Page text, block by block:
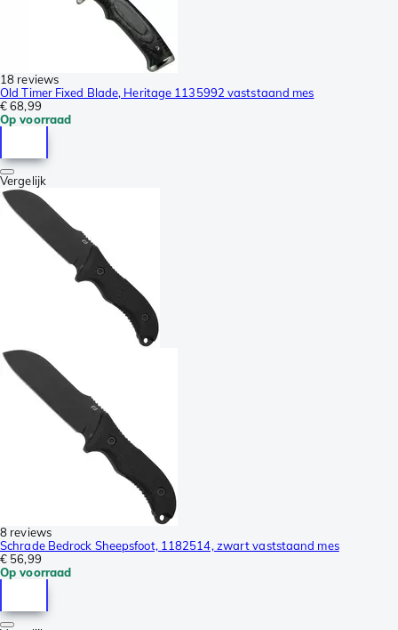
18 reviews
Old Timer Fixed Blade, Heritage 1135992 vaststaand mes
€ 68,99
Op voorraad
Vergelijk
8 reviews
Schrade Bedrock Sheepsfoot, 1182514, zwart vaststaand mes
€ 56,99
Op voorraad